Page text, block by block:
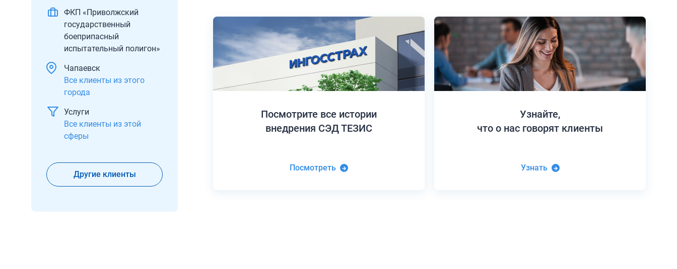
ФКП «Приволжский
государственный
боеприпасный
испытательный полигон»
Чапаевск
Все клиенты из этого
города
Услуги
Все клиенты из этой
сферы
Другие клиенты
Посмотрите все истории
внедрения СЭД ТЕЗИС
Посмотреть
Узнайте,
что о нас говорят клиенты
Узнать